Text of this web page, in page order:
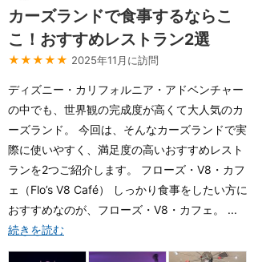
カーズランドで食事するならこ
こ！おすすめレストラン2選
★★★★★ 2025年11月に訪問
ディズニー・カリフォルニア・アドベンチャー
の中でも、世界観の完成度が高くて大人気のカ
ーズランド。 今回は、そんなカーズランドで実
際に使いやすく、満足度の高いおすすめレスト
ランを2つご紹介します。 フローズ・V8・カフ
ェ（Flo’s V8 Café） しっかり食事をしたい方に
おすすめなのが、フローズ・V8・カフェ。 ...
続きを読む